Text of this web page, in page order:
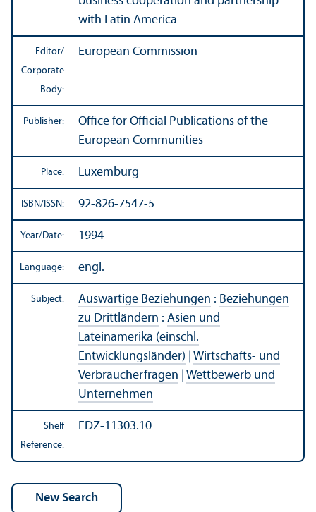
with Latin America
Editor/
Corporate
Body:
European Commission
Publisher:
Office for Official Publications of the
European Communities
Place: Luxemburg
ISBN/ISSN: 92-826-7547-5
Year/Date: 1994
Language: engl.
Subject: Auswärtige Beziehungen : Beziehungen
zu Drittländern : Asien und
Lateinamerika (einschl.
Entwicklungsländer)
Wirtschafts- und
Verbraucherfragen
Wettbewerb und
Unternehmen
Shelf
Reference:
EDZ-11303.10